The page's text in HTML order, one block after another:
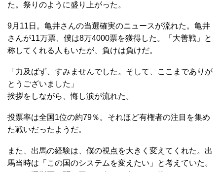
た。祭りのように盛り上がった。
9月11日。亀井さんの当選確実のニュースが流れた。亀井
さんが11万票、僕は8万4000票を獲得した。「大善戦」と
称してくれる人もいたが、負けは負けだ。
「力及ばず、すみませんでした。そして、ここまでありが
とうございました」
挨拶をしながら、悔し涙が流れた。
投票率は全国1位の約79％。それほど有権者の注目を集め
た戦いだったようだ。
また、出馬の経験は、僕の視点を大きく変えてくれた。出
馬当時は「この国のシステムを変えたい」と考えていた。